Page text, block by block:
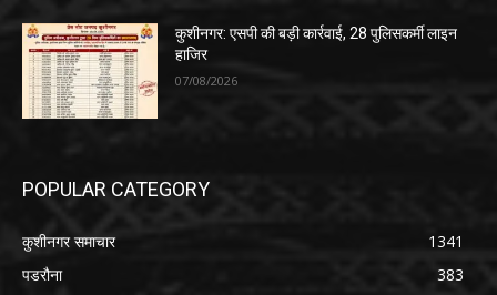
कुशीनगर: एसपी की बड़ी कार्रवाई, 28 पुलिसकर्मी लाइन
हाजिर
07/08/2026
POPULAR CATEGORY
कुशीनगर समाचार
1341
पडरौना
383